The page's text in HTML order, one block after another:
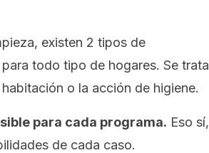
existen 2 tipos de
todo tipo de hogares. Se trata
o la acción de higiene.
para cada programa. Eso sí,
de cada caso.